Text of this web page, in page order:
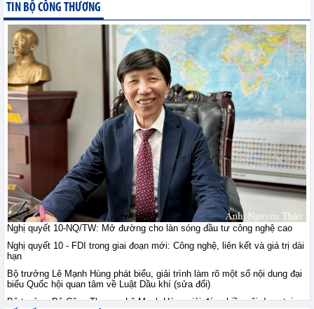
định sau khi vượt đỉnh
bảy tuần, đồng duy trì
trên 14.000 USD, quặng sắt giằng co
trước lo ngại nguồn cung
Tin hàng hoá thế giới - Thứ hai, 10-8-2026
Thị trường nông sản thế
giới ngày 10/8: Lúa mì
tăng do rủi ro Biển Đen;
ngô, đậu tương tăng
nhẹ; đường tăng mạnh
Tin hàng hoá thế giới - Thứ hai, 10-8-2026
Tham gia sâu thị trường
công nghiệp chế tạo Hà
Lan: Doanh nghiệp Việt
Hội nhập - Thứ hai, 10-8-2026
Việt Nam - Australia: Mở
chương hợp tác mới
TIN BỘ CÔNG THƯƠNG
Nghị quyết 10-NQ/TW: Mở đường cho làn sóng đầu tư công nghệ cao
Nghị quyết 10 - FDI trong giai đoạn mới: Công nghệ, liên kết và giá trị dài
hạn
Bộ trưởng Lê Mạnh Hùng phát biểu, giải trình làm rõ một số nội dung đại
biểu Quốc hội quan tâm về Luật Dầu khí (sửa đổi)
Bộ trưởng Bộ Công Thương Lê Mạnh Hùng giải đáp nhiều nội dung tại